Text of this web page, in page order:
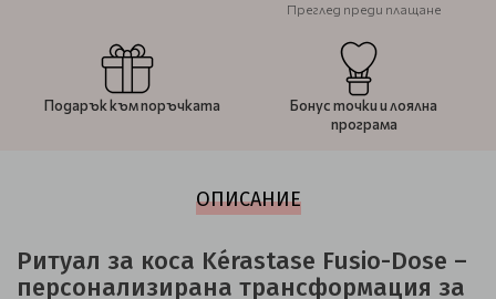
Преглед преди плащане
Подарък към поръчката
Бонус точки и лоялна
програма
ОПИСАНИЕ
Ритуал за коса Kérastase Fusio-Dose –
персонализирана трансформация за